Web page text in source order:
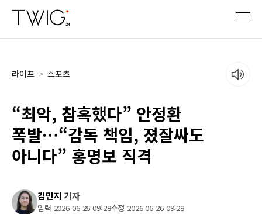
라이프 > 스포츠
“최악, 참혹했다” 안정환
폭발…“감독 책임, 졌잘싸도
아니다” 홍명보 직격
김민지 기자
입력 2026 06 26 09:28수정 2026 06 26 09:28